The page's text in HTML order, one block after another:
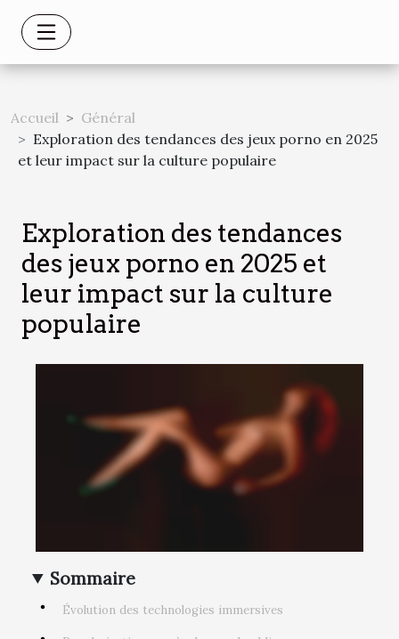
Accueil
Général
Exploration des tendances des jeux porno en 2025
et leur impact sur la culture populaire
Exploration des tendances
des jeux porno en 2025 et
leur impact sur la culture
populaire
Sommaire
Évolution des technologies immersives